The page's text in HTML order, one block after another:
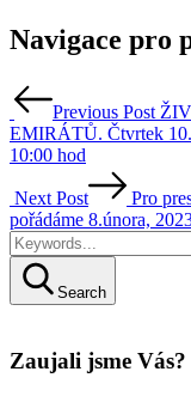
Navigace pro
Previous Post
EMIRÁTŮ. Čtvrtek 10.
10:00 hod
Next Post
Pro
pořádáme 8.února,
Search
Zaujali jsme Vás?